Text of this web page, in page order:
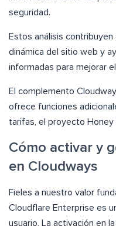
seguridad.
Estos análisis
dinámica del sitio web y
informadas para mejorar
El complemento
ofrece funciones
tarifas, el proyecto Honey
Cómo activar y
en Cloudways
Fieles a nuestro valor
Cloudflare Enterprise es
usuario. La activación en